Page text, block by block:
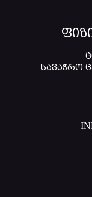
სავაჭრო